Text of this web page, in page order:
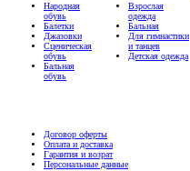
Народная
обувь
Балетки
Джазовки
Сценическая
обувь
Бальная
обувь
Взрослая
одежда
Бальная
Для гимнастики
и танцев
Детская одежда
Договор оферты
Оплата и доставка
Гарантия и возрат
Персональные данные